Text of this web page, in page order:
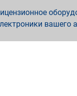
вашего